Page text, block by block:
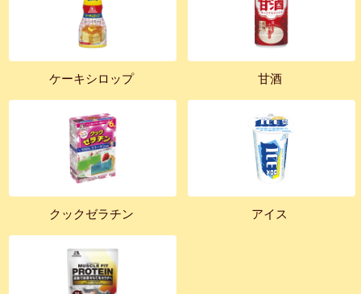
ケーキシロップ 甘酒
クックゼラチン アイス